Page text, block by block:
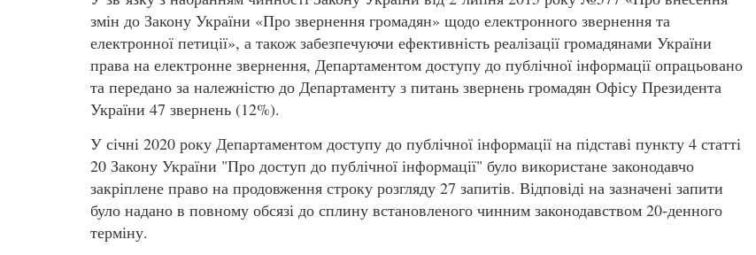
змін до Закону України «Про звернення громадян» щодо електронного звернення та
електронної петиції», а також забезпечуючи ефективність реалізації громадянами України
права на електронне звернення, Департаментом доступу до публічної інформації опрацьовано
та передано за належністю до Департаменту з питань звернень громадян Офісу Президента
України 47 звернень (12%).
У січні 2020 року Департаментом доступу до публічної інформації на підставі пункту 4 статті
20 Закону України "Про доступ до публічної інформації" було використане законодавчо
закріплене право на продовження строку розгляду 27 запитів. Відповіді на зазначені запити
було надано в повному обсязі до сплину встановленого чинним законодавством 20-денного
терміну.